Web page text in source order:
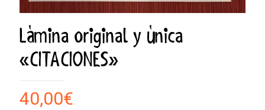
Lámina original y única
«CITACIONES»
40,00€